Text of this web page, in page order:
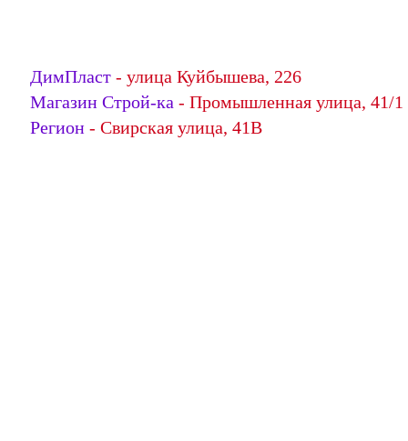
ДимПласт - улица Куйбышева, 226
Магазин Строй-ка - Промышленная улица, 41/1
Регион - Свирская улица, 41В